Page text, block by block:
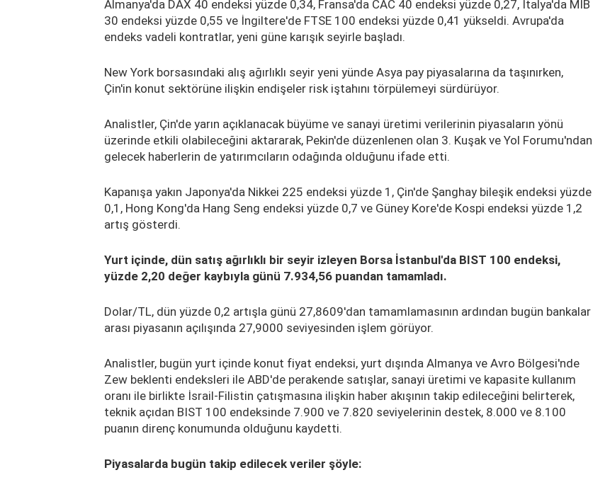
Almanya'da DAX 40 endeksi yüzde 0,34, Fransa'da CAC 40 endeksi yüzde 0,27, İtalya'da MIB
30 endeksi yüzde 0,55 ve İngiltere'de FTSE 100 endeksi yüzde 0,41 yükseldi. Avrupa'da
endeks vadeli kontratlar, yeni güne karışık seyirle başladı.
New York borsasındaki alış ağırlıklı seyir yeni yünde Asya pay piyasalarına da taşınırken,
Çin'in konut sektörüne ilişkin endişeler risk iştahını törpülemeyi sürdürüyor.
Analistler, Çin'de yarın açıklanacak büyüme ve sanayi üretimi verilerinin piyasaların yönü
üzerinde etkili olabileceğini aktararak, Pekin'de düzenlenen olan 3. Kuşak ve Yol Forumu'ndan
gelecek haberlerin de yatırımcıların odağında olduğunu ifade etti.
Kapanışa yakın Japonya'da Nikkei 225 endeksi yüzde 1, Çin'de Şanghay bileşik endeksi yüzde
0,1, Hong Kong'da Hang Seng endeksi yüzde 0,7 ve Güney Kore'de Kospi endeksi yüzde 1,2
artış gösterdi.
Yurt içinde, dün satış ağırlıklı bir seyir izleyen Borsa İstanbul'da BIST 100 endeksi,
yüzde 2,20 değer kaybıyla günü 7.934,56 puandan tamamladı.
Dolar/TL, dün yüzde 0,2 artışla günü 27,8609'dan tamamlamasının ardından bugün bankalar
arası piyasanın açılışında 27,9000 seviyesinden işlem görüyor.
Analistler, bugün yurt içinde konut fiyat endeksi, yurt dışında Almanya ve Avro Bölgesi'nde
Zew beklenti endeksleri ile ABD'de perakende satışlar, sanayi üretimi ve kapasite kullanım
oranı ile birlikte İsrail-Filistin çatışmasına ilişkin haber akışının takip edileceğini belirterek,
teknik açıdan BIST 100 endeksinde 7.900 ve 7.820 seviyelerinin destek, 8.000 ve 8.100
puanın direnç konumunda olduğunu kaydetti.
Piyasalarda bugün takip edilecek veriler şöyle: